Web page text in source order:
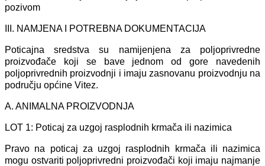
pozivom
III. NAMJENA I POTREBNA DOKUMENTACIJA
Poticajna sredstva su namijenjena za poljoprivredne
proizvođače koji se bave jednom od gore navedenih
poljoprivrednih proizvodnji i imaju zasnovanu proizvodnju na
području općine Vitez.
A. ANIMALNA PROIZVODNJA
LOT 1: Poticaj za uzgoj rasplodnih krmača ili nazimica
Pravo na poticaj za uzgoj rasplodnih krmača ili nazimica
mogu ostvariti poljoprivredni proizvođači koji imaju najmanje